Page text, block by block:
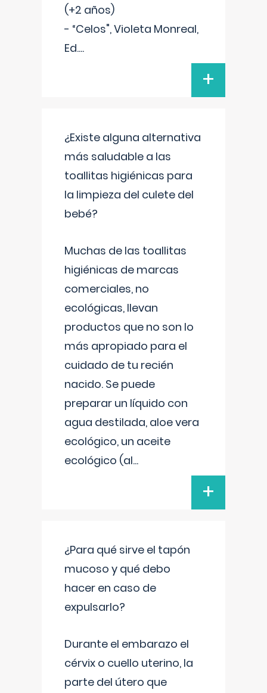
(+2 años)
- “Celos", Violeta Monreal,
Ed....
+
¿Existe alguna alternativa
más saludable a las
toallitas higiénicas para
la limpieza del culete del
bebé?
Muchas de las toallitas
higiénicas de marcas
comerciales, no
ecológicas, llevan
productos que no son lo
más apropiado para el
cuidado de tu recién
nacido. Se puede
preparar un líquido con
agua destilada, aloe vera
ecológico, un aceite
ecológico (al...
+
¿Para qué sirve el tapón
mucoso y qué debo
hacer en caso de
expulsarlo?
Durante el embarazo el
cérvix o cuello uterino, la
parte del útero que